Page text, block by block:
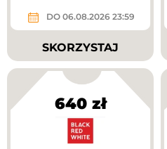
DO 06.08.2026 23:59
SKORZYSTAJ
640 zł